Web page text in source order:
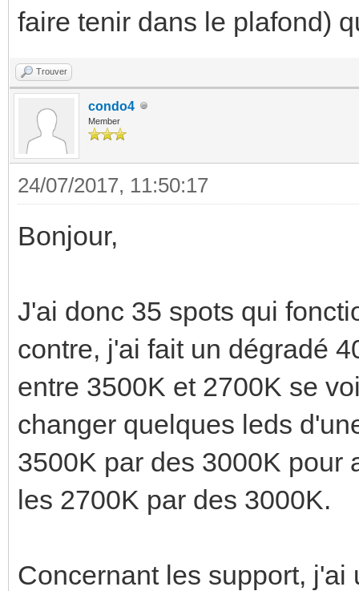
faire tenir dans le plafond)
Trouver
condo4
Member
24/07/2017, 11:50:17
Bonjour,
J'ai donc 35 spots qui
contre, j'ai fait un dégradé
entre 3500K et 2700K se
changer quelques leds
3500K par des 3000K pour
les 2700K par des 3000K.
Concernant les support,